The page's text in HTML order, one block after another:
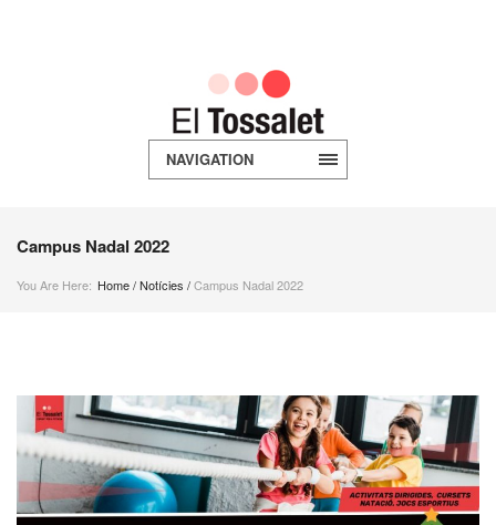
NAVIGATION
Campus Nadal 2022
You Are Here: Home/Notícies /Campus Nadal 2022